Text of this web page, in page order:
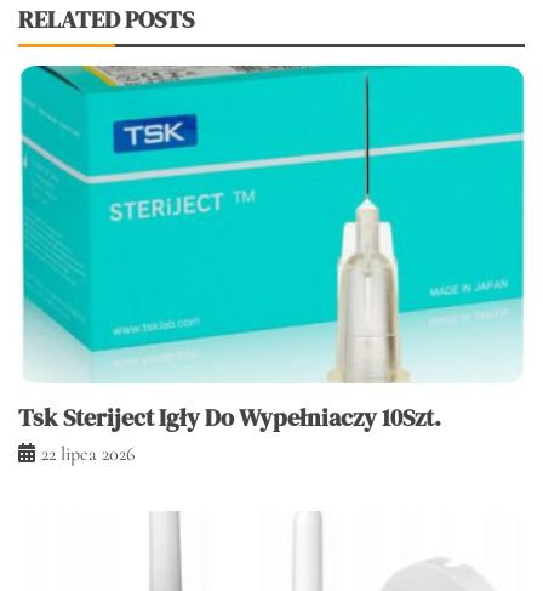
RELATED POSTS
Tsk Steriject Igły Do Wypełniaczy 10Szt.
22 lipca 2026